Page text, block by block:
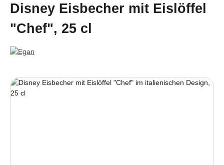
Disney Eisbecher mit Eislöffel
"Chef", 25 cl
Bildergalerie überspringen